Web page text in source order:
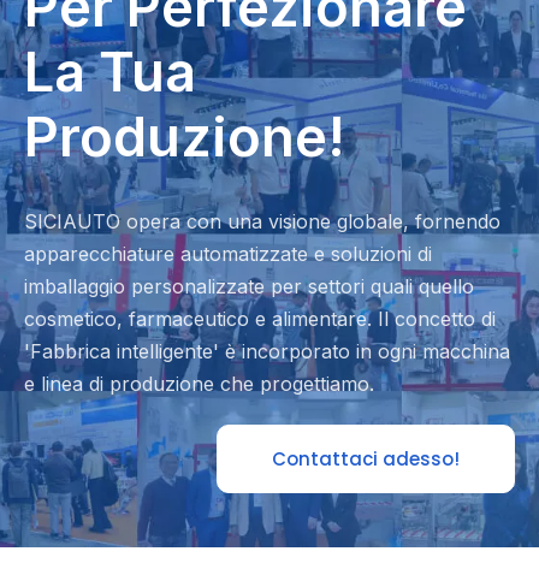
La Tua
Produzione!
SICIAUTO opera con una visione globale, fornendo
apparecchiature automatizzate e soluzioni di
imballaggio personalizzate per settori quali quello
cosmetico, farmaceutico e alimentare. Il concetto di
'Fabbrica intelligente' è incorporato in ogni macchina
e linea di produzione che progettiamo.
Contattaci adesso!